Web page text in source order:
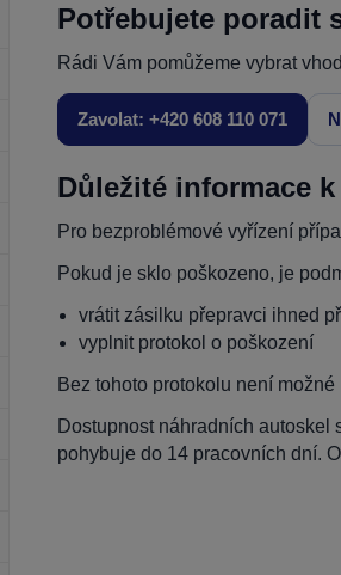
Potřebujete poradit
Rádi Vám pomůžeme vybrat
Zavolat: +420 608 110 071
Důležité informace
Pro bezproblémové vyřízení
Pokud je sklo poškozeno, je
vrátit zásilku přepravci ihned
vyplnit protokol o poškození
Bez tohoto protokolu není
Dostupnost náhradních
pohybuje do 14 pracovních dní.